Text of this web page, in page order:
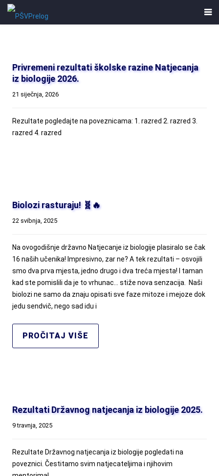
Privremeni rezultati školske razine Natjecanja
iz biologije 2026.
21 siječnja, 2026
Rezultate pogledajte na poveznicama: 1. razred 2. razred 3.
razred 4. razred
Biolozi rasturaju! 🧬🔥
22 svibnja, 2025
Na ovogodišnje državno Natjecanje iz biologije plasiralo se čak
16 naših učenika! Impresivno, zar ne? A tek rezultati – osvojili
smo dva prva mjesta, jedno drugo i dva treća mjesta! I taman
kad ste pomislili da je to vrhunac… stiže nova senzacija. Naši
biolozi ne samo da znaju opisati sve faze mitoze i mejoze dok
jedu sendvič, nego sad idu i
PROČITAJ VIŠE
Rezultati Državnog natjecanja iz biologije 2025.
9 travnja, 2025
Rezultate Državnog natjecanja iz biologije pogledati na
poveznici. Čestitamo svim natjecateljima i njihovim